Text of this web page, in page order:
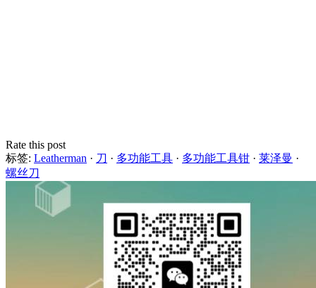
Rate this post
标签: Leatherman · 刀 · 多功能工具 · 多功能工具钳 · 莱泽曼 ·
螺丝刀